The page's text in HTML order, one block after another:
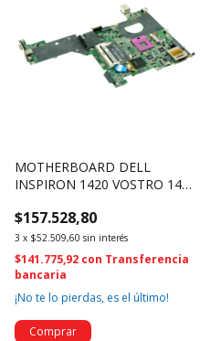
MOTHERBOARD DELL
INSPIRON 1420 VOSTRO 1400
$157.528,80
3 x $52.509,60 sin interés
$141.775,92 con Transferencia
bancaria
¡No te lo pierdas, es el último!